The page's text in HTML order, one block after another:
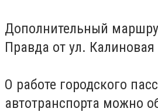
Дополнительный
Правда от ул.
О работе городского
автотранспорта можно